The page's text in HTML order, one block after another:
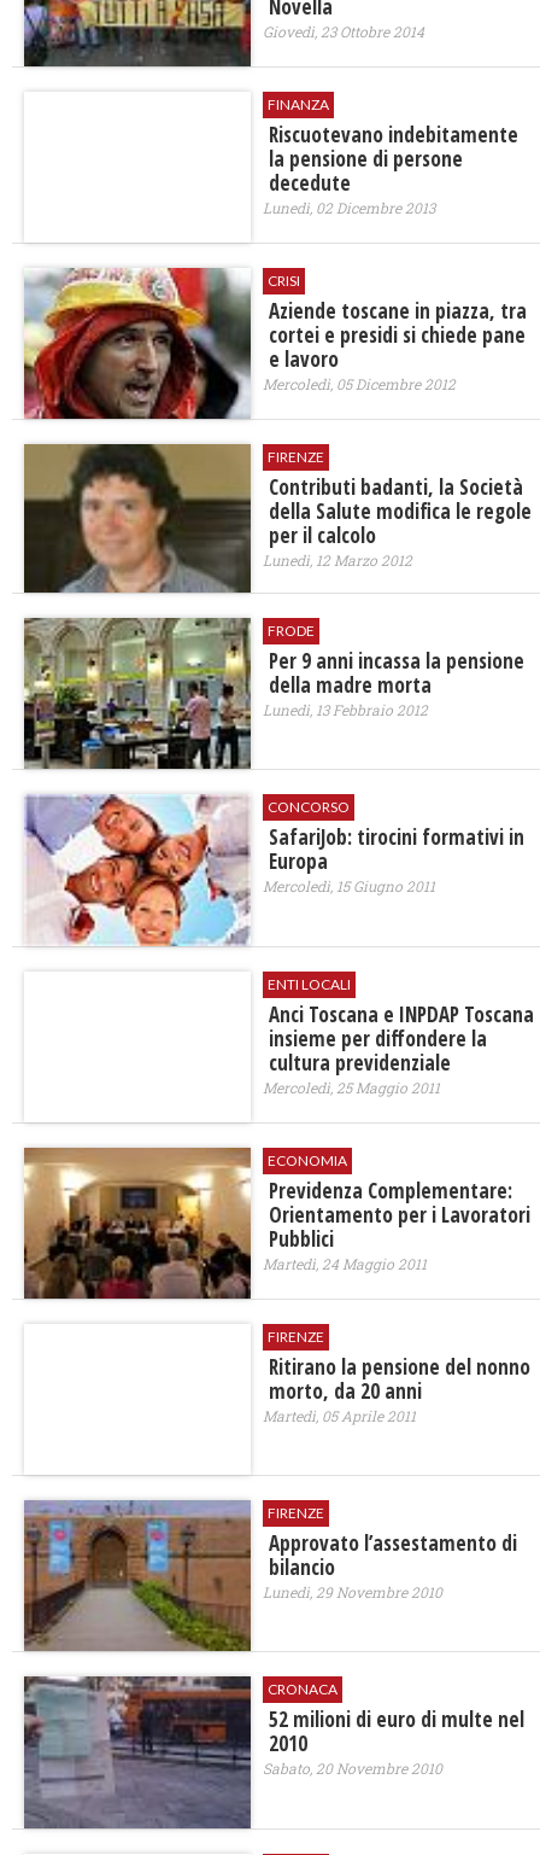
Novella
Giovedì, 23 Ottobre 2014
FINANZA
Riscuotevano indebitamente
la pensione di persone
decedute
Lunedì, 02 Dicembre 2013
CRISI
Aziende toscane in piazza, tra
cortei e presidi si chiede pane
e lavoro
Mercoledì, 05 Dicembre 2012
FIRENZE
Contributi badanti, la Società
della Salute modifica le regole
per il calcolo
Lunedì, 12 Marzo 2012
FRODE
Per 9 anni incassa la pensione
della madre morta
Lunedì, 13 Febbraio 2012
CONCORSO
SafariJob: tirocini formativi in
Europa
Mercoledì, 15 Giugno 2011
ENTI LOCALI
Anci Toscana e INPDAP Toscana
insieme per diffondere la
cultura previdenziale
Mercoledì, 25 Maggio 2011
ECONOMIA
Previdenza Complementare:
Orientamento per i Lavoratori
Pubblici
Martedì, 24 Maggio 2011
FIRENZE
Ritirano la pensione del nonno
morto, da 20 anni
Martedì, 05 Aprile 2011
FIRENZE
Approvato l’assestamento di
bilancio
Lunedì, 29 Novembre 2010
CRONACA
52 milioni di euro di multe nel
2010
Sabato, 20 Novembre 2010